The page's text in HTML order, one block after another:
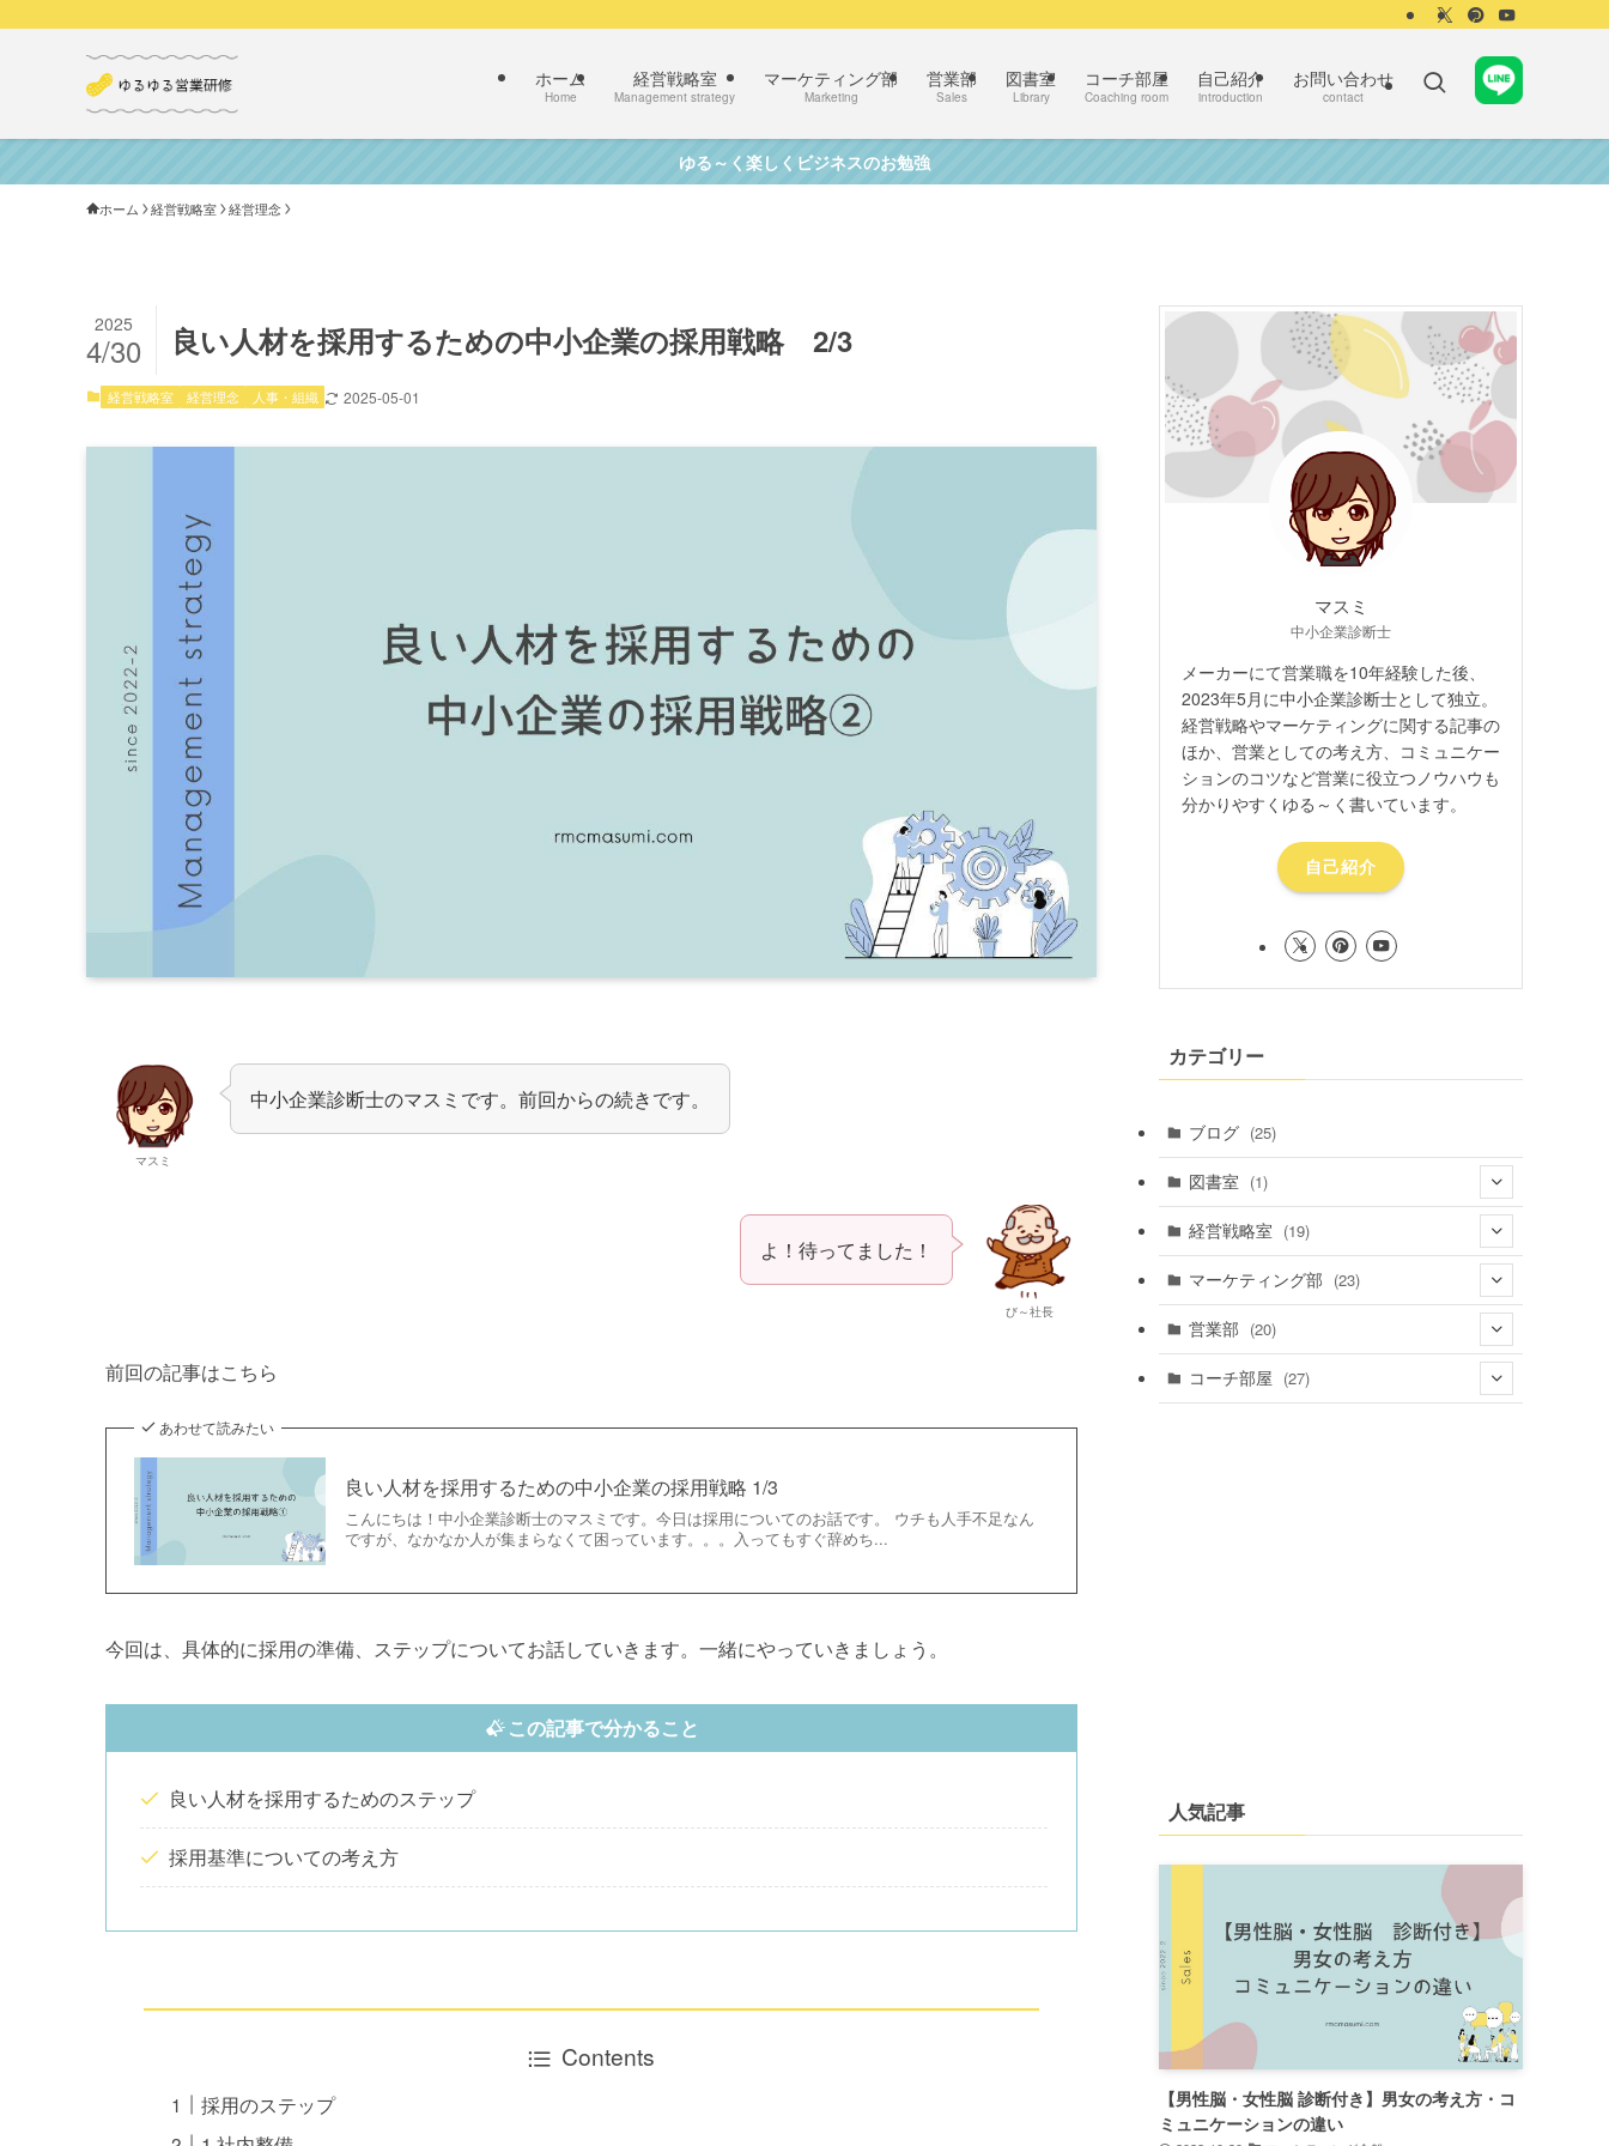
ホーム
Home
経営戦略室
Management strategy
マーケティング部
Marketing
営業部
Sales
図書室
Library
コーチ部屋
Coaching room
自己紹介
introduction
お問い合わせ
contact
ゆる～く楽しくビジネスのお勉強
ホーム 経営戦略室 経営理念
良い人材を採用するための中小企業の採用戦略 2/3
2025
4/30
経営戦略室 経営理念 人事・組織 2025-05-01
マスミ
中小企業診断士のマスミです。前回からの続きです。
び～社長
よ！待ってました！
前回の記事はこちら
あわせて読みたい
良い人材を採用するための中小企業の採用戦略 1/3
こんにちは！中小企業診断士のマスミです。今日は採用についてのお話です。 ウチも人手不足なん
ですが、なかなか人が集まらなくて困っています。。。入ってもすぐ辞めち...
今回は、具体的に採用の準備、ステップについてお話していきます。一緒にやっていきましょう。
この記事で分かること
良い人材を採用するためのステップ
採用基準についての考え方
Contents
採用のステップ
マスミ
中小企業診断士
メーカーにて営業職を10年経験した後、
2023年5月に中小企業診断士として独立。
経営戦略やマーケティングに関する記事の
ほか、営業としての考え方、コミュニケー
ションのコツなど営業に役立つノウハウも
分かりやすくゆる～く書いています。
自己紹介
カテゴリー
ブログ (25)
図書室 (1)
経営戦略室 (19)
(4)
(4)
(5)
マーケティング部 (23)
営業部 (20)
(4)
コーチ部屋 (27)
人気記事
【男性脳・女性脳 診断付き】男女の考え方・コ
ミュニケーションの違い